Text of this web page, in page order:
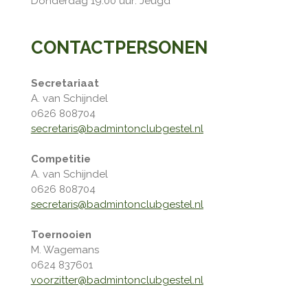
CONTACTPERSONEN
Secretariaat
A. van Schijndel
0626 808704
secretaris@badmintonclubgestel.nl
Competitie
A. van Schijndel
0626 808704
secretaris@badmintonclubgestel.nl
Toernooien
M. Wagemans
0624 837601
voorzitter@badmintonclubgestel.nl